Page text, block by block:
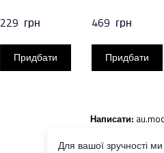
229  грн
Придбати
469  грн
Придбати
Написати:
Тел.:
098-694-84-
Для вашої зручності